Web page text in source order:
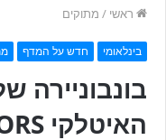
ראשי / מתוקים
בינלאומי חדש על המדף
בונבוניירה